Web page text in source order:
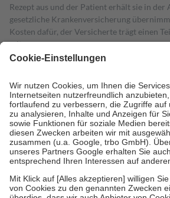
Rezept aus und der Patient erhält sie in der
gesetzliche Krankenversicherung
Kosten dafür, der Versicherte trägt einen
mit.
Grundsätzlich leisten Mitglieder
höchstens zehn Euro.
Es sind jedoch nie
Kosten der Leistung zu entrichten.
Diese Regeln gelten grundsätzlich auch für
Bei Heilmitteln und häuslicher
Zuzahlung zehn Prozent der Kosten sowie
Verordnung.
Um das Engagement der Versicherten für
stärken und die besondere Stellung der
fallenkeine Zuzahlungenan bei:
• Kindern und Jugendlichen bis zum